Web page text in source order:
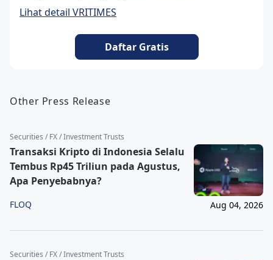
Lihat detail VRITIMES
Daftar Gratis
Other Press Release
Securities / FX / Investment Trusts
Transaksi Kripto di Indonesia Selalu
Tembus Rp45 Triliun pada Agustus,
Apa Penyebabnya?
FLOQ Aug 04, 2026
Securities / FX / Investment Trusts